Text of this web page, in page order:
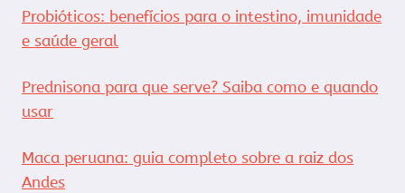
Probióticos: benefícios para o intestino, imunidade
e saúde geral
Prednisona para que serve? Saiba como e quando
usar
Maca peruana: guia completo sobre a raiz dos
Andes